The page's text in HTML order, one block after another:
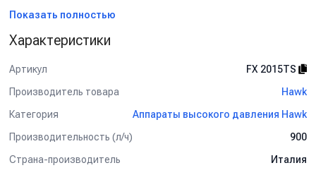
Показать полностью
Характеристики
Артикул
FX 2015TS
Производитель товара
Hawk
Категория
Аппараты высокого давления Hawk
Производительность (л/ч)
900
Страна-производитель
Италия